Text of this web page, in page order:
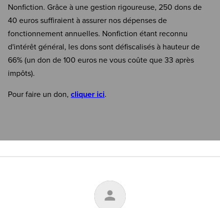
Nonfiction. Grâce à une gestion rigoureuse, 250 dons de
40 euros suffiraient à assurer nos dépenses de
fonctionnement annuelles. Nonfiction étant reconnu
d'intérêt général, les dons sont défiscalisés à hauteur de
66% (un don de 100 euros ne vous coûte que 33 après
impôts).
Pour faire un don, cliquer ici.